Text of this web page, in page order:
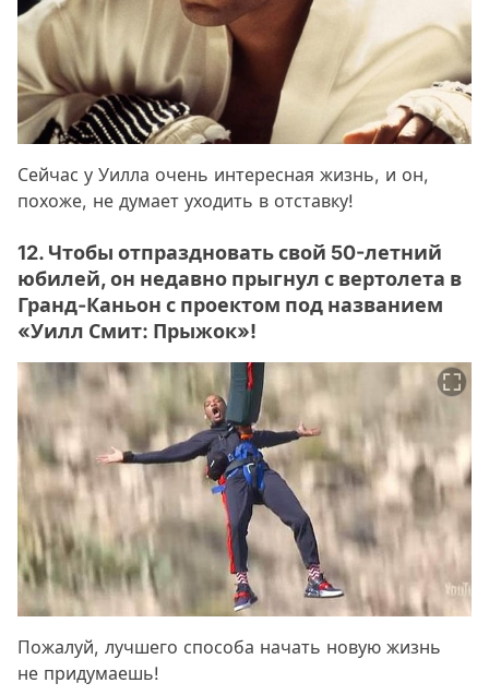
Сейчас у Уилла очень интересная жизнь, и он,
похоже, не думает уходить в отставку!
12. Чтобы отпраздновать свой 50-летний
юбилей, он недавно прыгнул с вертолета в
Гранд-Каньон с проектом под названием
«Уилл Смит: Прыжок»!
Пожалуй, лучшего способа начать новую жизнь
не придумаешь!